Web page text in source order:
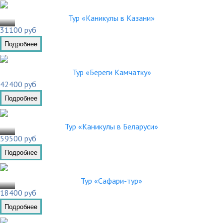
Тур «Каникулы в Казани»
31100 руб
Подробнее
Тур «Береги Камчатку»
42400 руб
Подробнее
Тур «Каникулы в Беларуси»
59500 руб
Подробнее
Тур «Сафари-тур»
18400 руб
Подробнее